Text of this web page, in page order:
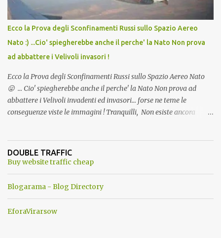
Ecco la Prova degli Sconfinamenti Russi sullo Spazio Aereo
Nato :) ...Cio' spiegherebbe anche il perche' la Nato Non prova
ad abbattere i Velivoli invasori !
Ecco la Prova degli Sconfinamenti Russi sullo Spazio Aereo Nato
😛 ... Cio' spiegherebbe anche il perche' la Nato Non prova ad
abbattere i Velivoli invadenti ed invasori... forse ne teme le
conseguenze viste le immagini ! Tranquilli, Non esiste ancora
ancora una fantasia Nato o forse una "False Flag", per provocare
una guerra mondiale che difficilmente da menti sane, potrebbe
DOUBLE TRAFFIC
Buy website traffic cheap
Blogarama - Blog Directory
EforaVirarsow